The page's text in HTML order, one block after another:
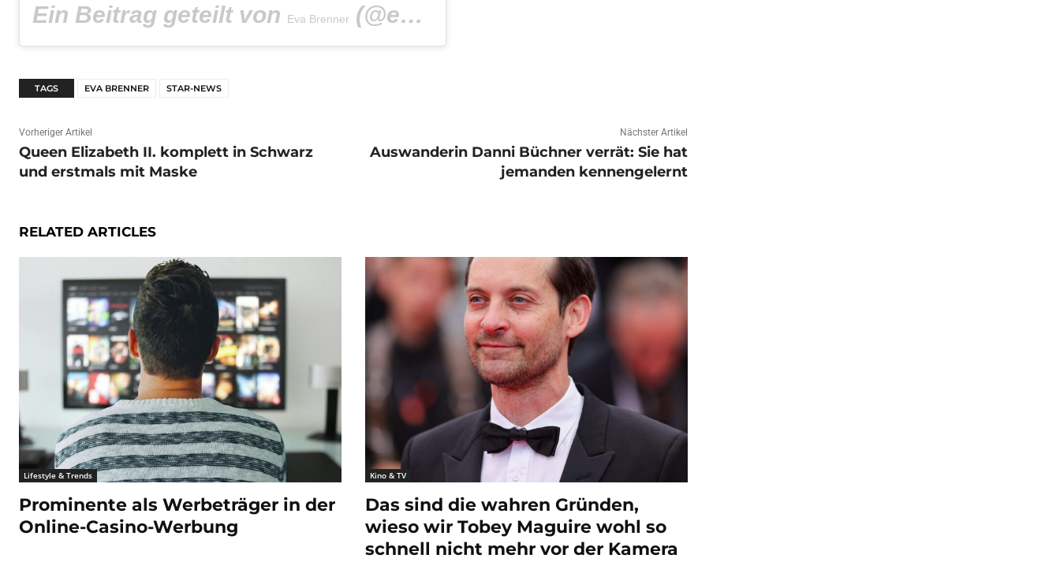
Ein Beitrag geteilt von Eva Brenner (@eva_brenner_official) am
TAGS EVA BRENNER STAR-NEWS
Vorheriger Artikel
Queen Elizabeth II. komplett in Schwarz
und erstmals mit Maske
Nächster Artikel
Auswanderin Danni Büchner verrät: Sie hat
jemanden kennengelernt
RELATED ARTICLES
Lifestyle & Trends
Prominente als Werbeträger in der
Online-Casino-Werbung
Kino & TV
Das sind die wahren Gründen,
wieso wir Tobey Maguire wohl so
schnell nicht mehr vor der Kamera